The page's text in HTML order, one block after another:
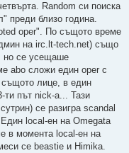
Random си поиска
преди близо година.
oper". По същото време
на irc.lt-tech.net) също
но се усещаше
abo сложи един oper с
същото лице, в един
ти път nick-а... Тази
се разигра scandal
local-ен на Omegata
в момента local-ен на
се beastie и Himika.